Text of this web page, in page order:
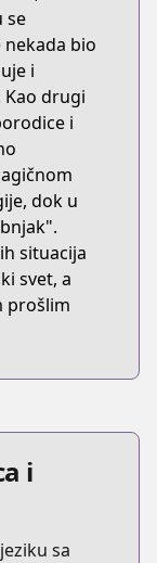
se
bio
i
Kao drugi
i
dok u
situacija
svet, a
prošlim
i
sa